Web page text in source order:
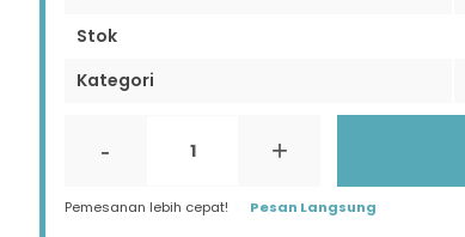
Stok
Kategori
- +
Pemesanan lebih cepat! Pesan Langsung